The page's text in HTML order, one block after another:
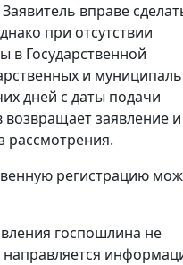
вправе
при отсутствии
в Государственной
и
дней с даты подачи
возвращает заявление и
рассмотрения.
регистрацию
госпошлина не